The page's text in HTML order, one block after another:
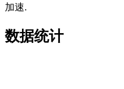
加速.
数据统计